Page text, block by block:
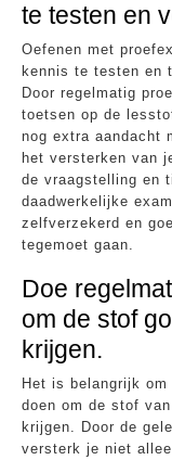
te testen en
Oefenen met
kennis te testen en
Door regelmatig
toetsen op de
nog extra aandacht
het versterken van
de vraagstelling en
daadwerkelijke
zelfverzekerd en
tegemoet gaan.
Doe
om de stof
krijgen.
Het is belangrijk
doen om de stof
krijgen. Door de
versterk je niet